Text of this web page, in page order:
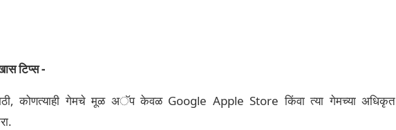
टिप्स -
कोणत्याही गेमचे मूळ अॅप केवळ Google Apple Store किंवा त्या गेमच्या अधिकृत